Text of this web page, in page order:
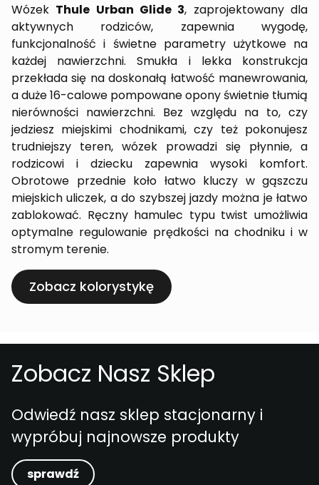
Wózek Thule Urban Glide 3, zaprojektowany dla
aktywnych rodziców, zapewnia wygodę,
funkcjonalność i świetne parametry użytkowe na
każdej nawierzchni. Smukła i lekka konstrukcja
przekłada się na doskonałą łatwość manewrowania,
a duże 16-calowe pompowane opony świetnie tłumią
nierówności nawierzchni. Bez względu na to, czy
jedziesz miejskimi chodnikami, czy też pokonujesz
trudniejszy teren, wózek prowadzi się płynnie, a
rodzicowi i dziecku zapewnia wysoki komfort.
Obrotowe przednie koło łatwo kluczy w gąszczu
miejskich uliczek, a do szybszej jazdy można je łatwo
zablokować. Ręczny hamulec typu twist umożliwia
optymalne regulowanie prędkości na chodniku i w
stromym terenie.
Zobacz kolorystykę
Zobacz Nasz Sklep
Odwiedź nasz sklep stacjonarny i
wypróbuj najnowsze produkty
sprawdź